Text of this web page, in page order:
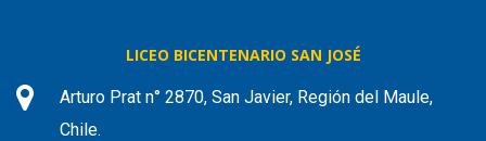
LICEO BICENTENARIO SAN JOSÉ
Arturo Prat n° 2870, San Javier, Región del Maule,
Chile.